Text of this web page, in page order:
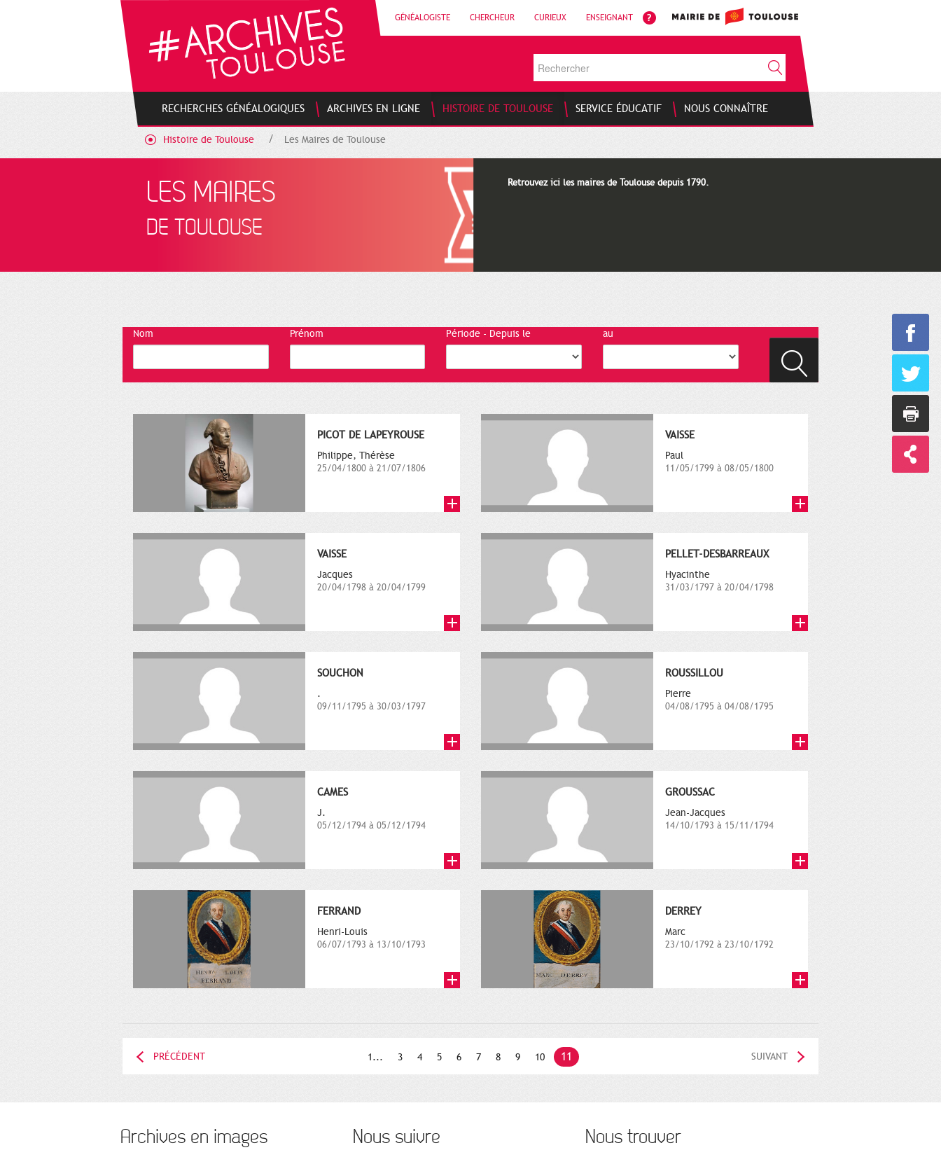
GÉNÉALOGISTE CHERCHEUR CURIEUX ENSEIGNANT
RECHERCHES GÉNÉALOGIQUES ARCHIVES EN LIGNE HISTOIRE DE TOULOUSE SERVICE ÉDUCATIF NOUS CONNAÎTRE
Histoire de Toulouse Les Maires de Toulouse
LES MAIRES
DE TOULOUSE
Retrouvez ici les maires de Toulouse depuis 1790.
Nom Prénom Période - Depuis le au
PICOT DE LAPEYROUSE
Philippe, Thérèse
25/04/1800 à 21/07/1806
VAISSE
Paul
11/05/1799 à 08/05/1800
VAISSE
Jacques
20/04/1798 à 20/04/1799
PELLET-DESBARREAUX
Hyacinthe
31/03/1797 à 20/04/1798
SOUCHON
.
09/11/1795 à 30/03/1797
ROUSSILLOU
Pierre
04/08/1795 à 04/08/1795
CAMES
J.
05/12/1794 à 05/12/1794
GROUSSAC
Jean-Jacques
14/10/1793 à 15/11/1794
FERRAND
Henri-Louis
06/07/1793 à 13/10/1793
DERREY
Marc
23/10/1792 à 23/10/1792
1... 3 4 5 6 7 8 9 10 11
PRÉCÉDENT SUIVANT
Archives en images Nous suivre Nous trouver
Gestion de vos préférences sur les cookies